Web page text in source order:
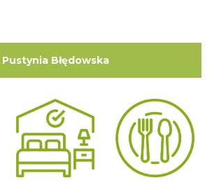
Pustynia Błędowska